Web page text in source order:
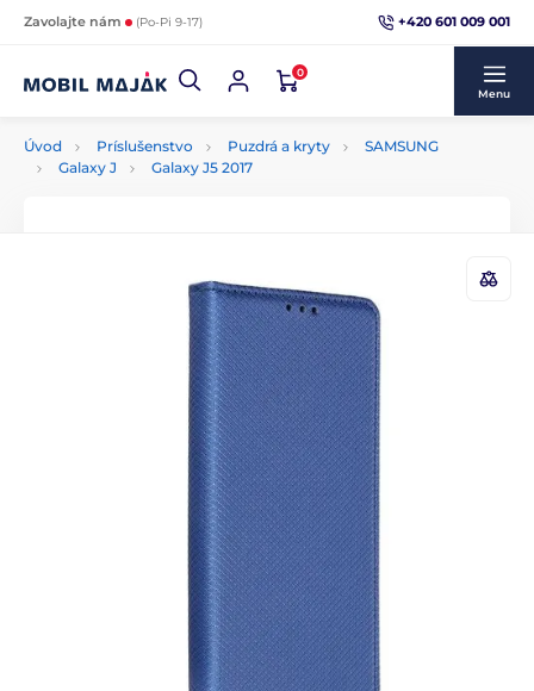
Zavolajte nám (Po-Pi 9-17) +420 601 009 001
0
Menu
Úvod Príslušenstvo Puzdrá a kryty
SAMSUNG
Galaxy J
Galaxy J5 2017